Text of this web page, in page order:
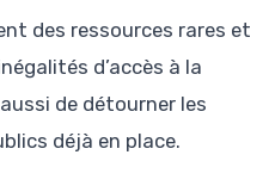
des ressources rares et
d’accès à la
de détourner les
déjà en place.